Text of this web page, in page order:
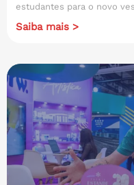
estudantes para o novo
Saiba mais >